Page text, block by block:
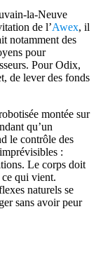
la-Neuve
de l’Awex, il
notamment des
pour
Pour Odix,
de lever des fonds
montée sur
qu’un
le contrôle des
:
Le corps doit
ce qui vient.
naturels se
sans avoir peur